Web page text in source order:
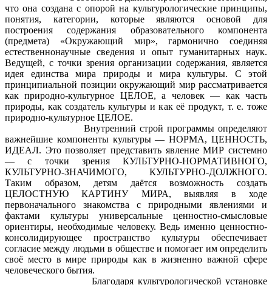
что она создана с опорой на культурологические принципы,
понятия, категории, которые являются основой для
построения содержания образовательного компонента
(предмета) «Окружающий мир», гармонично соединяя
естественнонаучные сведения и опыт гуманитарных наук.
Ведущей, с точки зрения организации содержания, является
идея единства мира природы и мира культуры. С этой
принципиальной позиции окружающий мир рассматривается
как природно-культурное ЦЕЛОЕ, а человек — как часть
природы, как создатель культуры и как её продукт, т. е. тоже
природно-культурное ЦЕЛОЕ.
Внутренний строй программы определяют
важнейшие компоненты культуры — НОРМА, ЦЕННОСТЬ,
ИДЕАЛ. Это позволяет представить явление МИР системно
— с точки зрения КУЛЬТУРНО-НОРМАТИВНОГО,
КУЛЬТУРНО-ЗНАЧИМОГО, КУЛЬТУРНО-ДОЛЖНОГО.
Таким образом, детям даётся возможность создать
ЦЕЛОСТНУЮ КАРТИНУ МИРА, выявляя в ходе
первоначального знакомства с природными явлениями и
фактами культуры универсальные ценностно-смысловые
ориентиры, необходимые человеку. Ведь именно ценностно-
консолидирующее пространство культуры обеспечивает
согласие между людьми в обществе и помогает им определить
своё место в мире природы как в жизненно важной сфере
человеческого бытия.
Благодаря культурологической установке